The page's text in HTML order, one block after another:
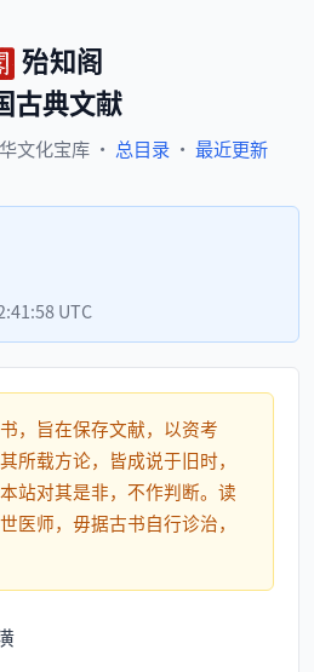
殆知阁
古典文献
文化宝库 · 总目录 · 最近更新
UTC
，旨在保存文献，以资考
所载方论，皆成说于旧时，
站对其是非，不作判断。读
医师，毋据古书自行诊治，